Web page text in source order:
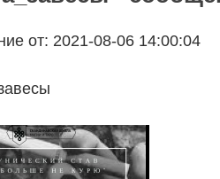
от: 2021-08-06 14:00:04